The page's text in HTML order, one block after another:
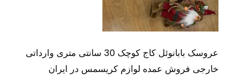
عروسک بابانوئل کاج کوچک 30 سانتی متری وارداتی
خارجی فروش عمده لوازم کریسمس در ایران